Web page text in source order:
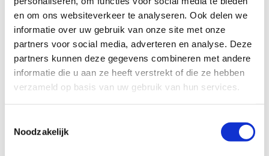
en om ons websiteverkeer te analyseren. Ook delen we
informatie over uw gebruik van onze site met onze
partners voor social media, adverteren en analyse. Deze
partners kunnen deze gegevens combineren met andere
informatie die u aan ze heeft verstrekt of die ze hebben
verzameld op basis van uw gebruik van hun services.
Noodzakelijk
Initiatieles op het ijs